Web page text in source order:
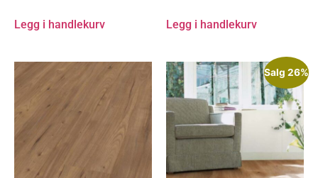
Legg i handlekurv Legg i handlekurv
Salg 26%